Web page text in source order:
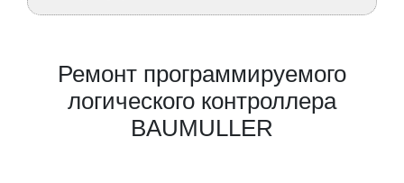
Ремонт программируемого
логического контроллера
BAUMULLER